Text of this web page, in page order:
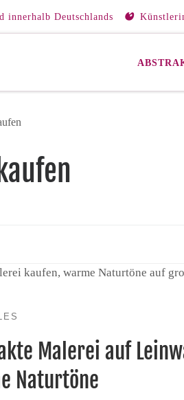
innerhalb Deutschlands
Malerei auf
Naturtöne